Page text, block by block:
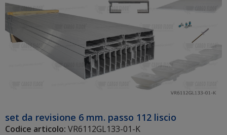
set da revisione 6 mm. passo 112 liscio
Codice articolo: VR6112GL133-01-K